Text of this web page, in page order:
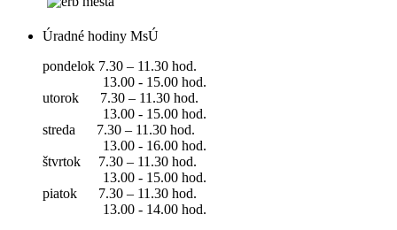
Úradné hodiny MsÚ
pondelok 7.30 – 11.30 hod.
13.00 - 15.00 hod.
utorok 7.30 – 11.30 hod.
13.00 - 15.00 hod.
streda 7.30 – 11.30 hod.
13.00 - 16.00 hod.
štvrtok 7.30 – 11.30 hod.
13.00 - 15.00 hod.
piatok 7.30 – 11.30 hod.
13.00 - 14.00 hod.